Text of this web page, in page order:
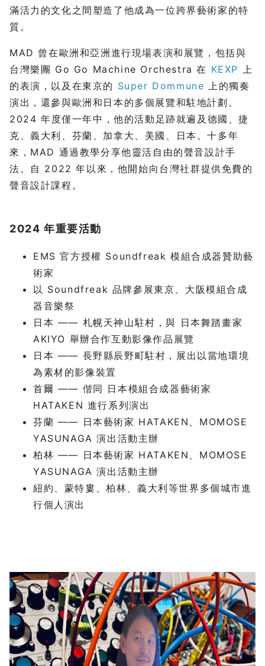
滿活力的文化之間塑造了他成為一位跨界藝術家的特
質。
MAD 曾在歐洲和亞洲進行現場表演和展覽，包括與
台灣樂團 Go Go Machine Orchestra 在 KEXP 上
的表演，以及在東京的 Super Dommune 上的獨奏
演出，還參與歐洲和日本的多個展覽和駐地計劃。
2024 年度僅一年中，他的活動足跡就遍及德國、捷
克、義大利、芬蘭、加拿大、美國、日本。十多年
來，MAD 通過教學分享他靈活自由的聲音設計手
法。自 2022 年以來，他開始向台灣社群提供免費的
聲音設計課程。
2024 年重要活動
EMS 官方授權 Soundfreak 模組合成器贊助藝
術家
以 Soundfreak 品牌參展東京、大阪模組合成
器音樂祭
日本 —— 札幌天神山駐村，與 日本舞踏畫家
AKIYO 舉辦合作互動影像作品展覽
日本 —— 長野縣辰野町駐村，展出以當地環境
為素材的影像裝置
首爾 —— 偕同 日本模組合成器藝術家
HATAKEN 進行系列演出
芬蘭 —— 日本藝術家 HATAKEN、MOMOSE
YASUNAGA 演出活動主辦
柏林 —— 日本藝術家 HATAKEN、MOMOSE
YASUNAGA 演出活動主辦
紐約、蒙特婁、柏林、義大利等世界多個城市進
行個人演出